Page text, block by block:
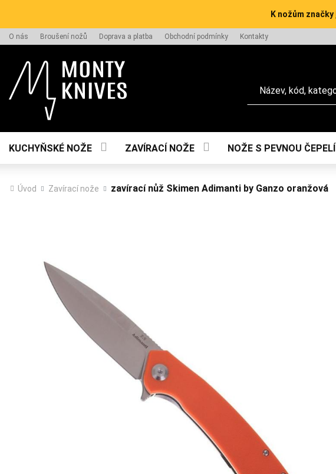
K nožům značky
O nás Broušení nožů Doprava a platba Obchodní podmínky Kontakty
KUCHYŇSKÉ NOŽE ZAVÍRACÍ NOŽE NOŽE S PEVNOU ČEPELÍ
Úvod Zavírací nože zavírací nůž Skimen Adimanti by Ganzo oranžová